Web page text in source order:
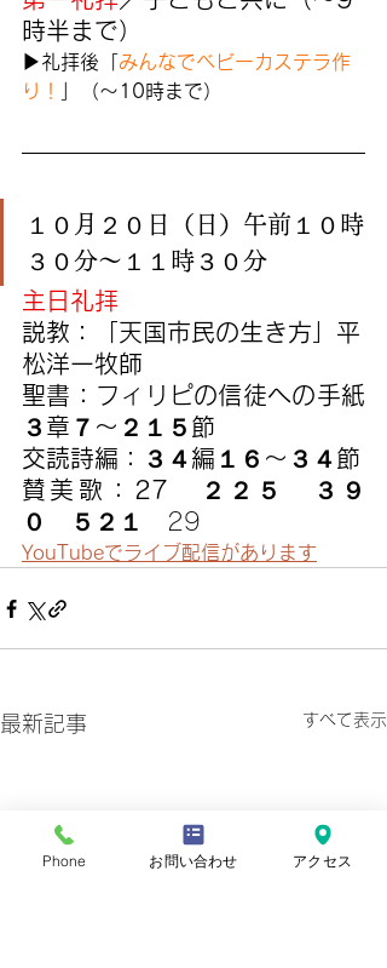
時半まで）
▶︎礼拝後「 みんなでベビーカステラ作
り！
」（〜10時まで）
１０月２０日（日）午前１０時
３０分〜１１時３０分
主日礼拝
説教：「天国市民の生き方」平
松洋一牧師
聖書：フィリピの信徒への手紙
３章７〜２１５節
交読詩編：３４編１６〜３４節
賛美歌：27　２２５　３９
０　５２１
29
YouTubeでライブ配信があります
最新記事 すべて表示
Phone お問い合わせ アクセス